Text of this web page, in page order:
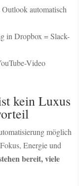
automatisch
in Dropbox = Slack-
Video
kein Luxus
möglich
Energie und
bereit, viele